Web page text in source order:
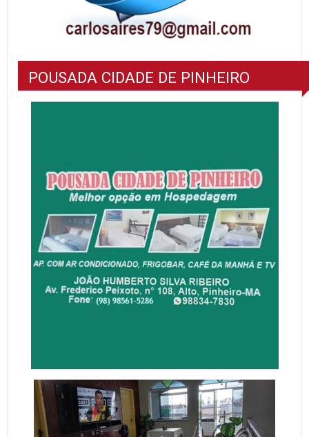
POUSADA CIDADE DE PINHEIRO